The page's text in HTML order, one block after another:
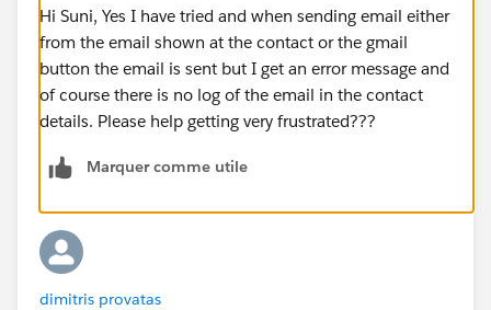
Hi Suni, Yes I have tried and when sending email either
from the email shown at the contact or the gmail
button the email is sent but I get an error message and
of course there is no log of the email in the contact
details. Please help getting very frustrated???
Marquer comme utile
dimitris provatas